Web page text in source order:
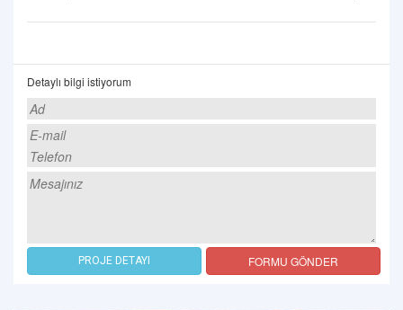
Detaylı bilgi istiyorum
PROJE DETAYI FORMU GÖNDER